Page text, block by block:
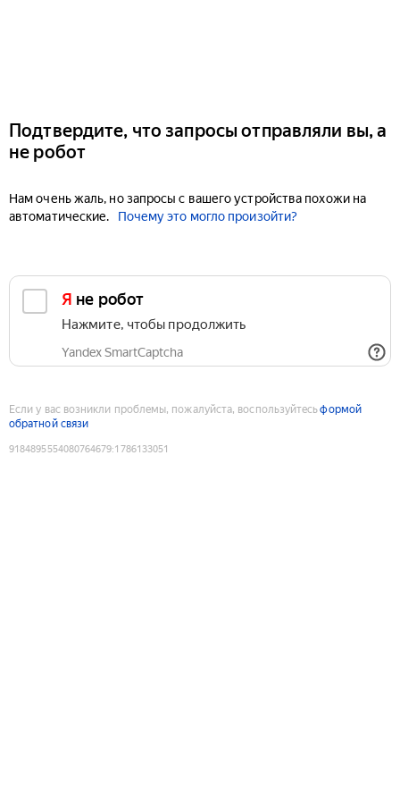
Подтвердите, что запросы отправляли вы, а
не робот
Нам очень жаль, но запросы с вашего устройства похожи на
автоматические.
Почему это могло произойти?
Я не робот
Нажмите, чтобы продолжить
Yandex SmartCaptcha
Если у вас возникли проблемы, пожалуйста, воспользуйтесьформой
обратной связи
9184895554080764679:1786133051